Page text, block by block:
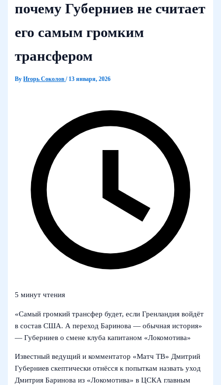
почему Губерниев не считает
его самым громким
трансфером
ByИгорь Соколов/ 13 января, 2026
5 минут чтения
«Самый громкий трансфер будет, если Гренландия войдёт
в состав США. А переход Баринова — обычная история»
— Губерниев о смене клуба капитаном «Локомотива»
Известный ведущий и комментатор «Матч ТВ» Дмитрий
Губерниев скептически отнёсся к попыткам назвать уход
Дмитрия Баринова из «Локомотива» в ЦСКА главным